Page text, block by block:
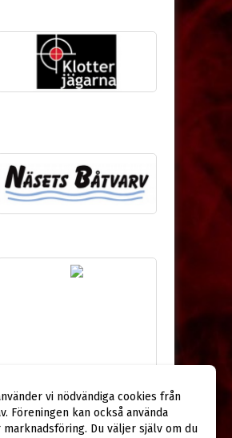
vi nödvändiga cookies från
Föreningen kan också använda
Du väljer själv om du